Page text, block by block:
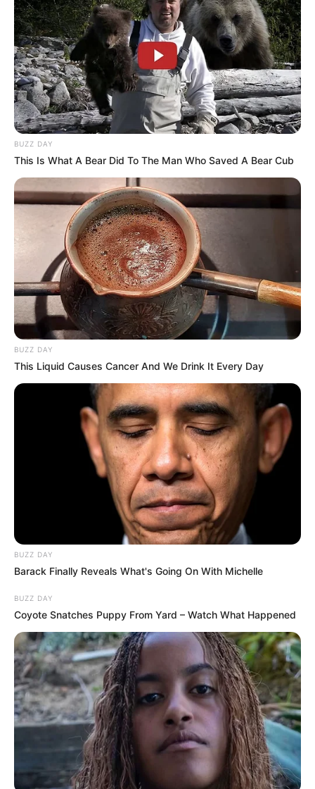
BUZZ DAY
This Is What A Bear Did To The Man Who Saved A Bear Cub
BUZZ DAY
This Liquid Causes Cancer And We Drink It Every Day
BUZZ DAY
Barack Finally Reveals What's Going On With Michelle
BUZZ DAY
Coyote Snatches Puppy From Yard – Watch What Happened